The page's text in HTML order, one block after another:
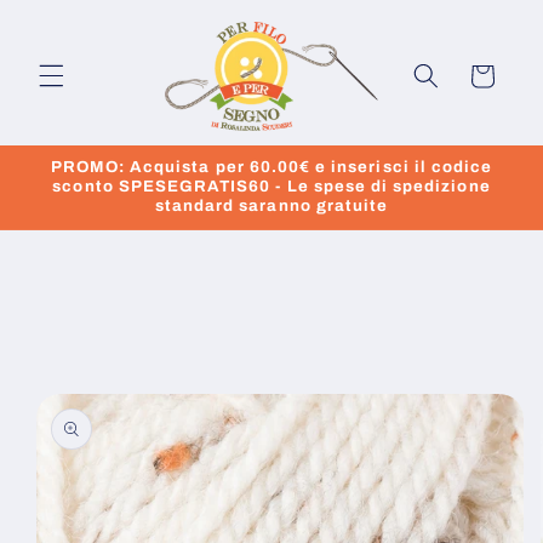
Carrello
PROMO: Acquista per 60.00€ e inserisci il codice
sconto SPESEGRATIS60 - Le spese di spedizione
standard saranno gratuite